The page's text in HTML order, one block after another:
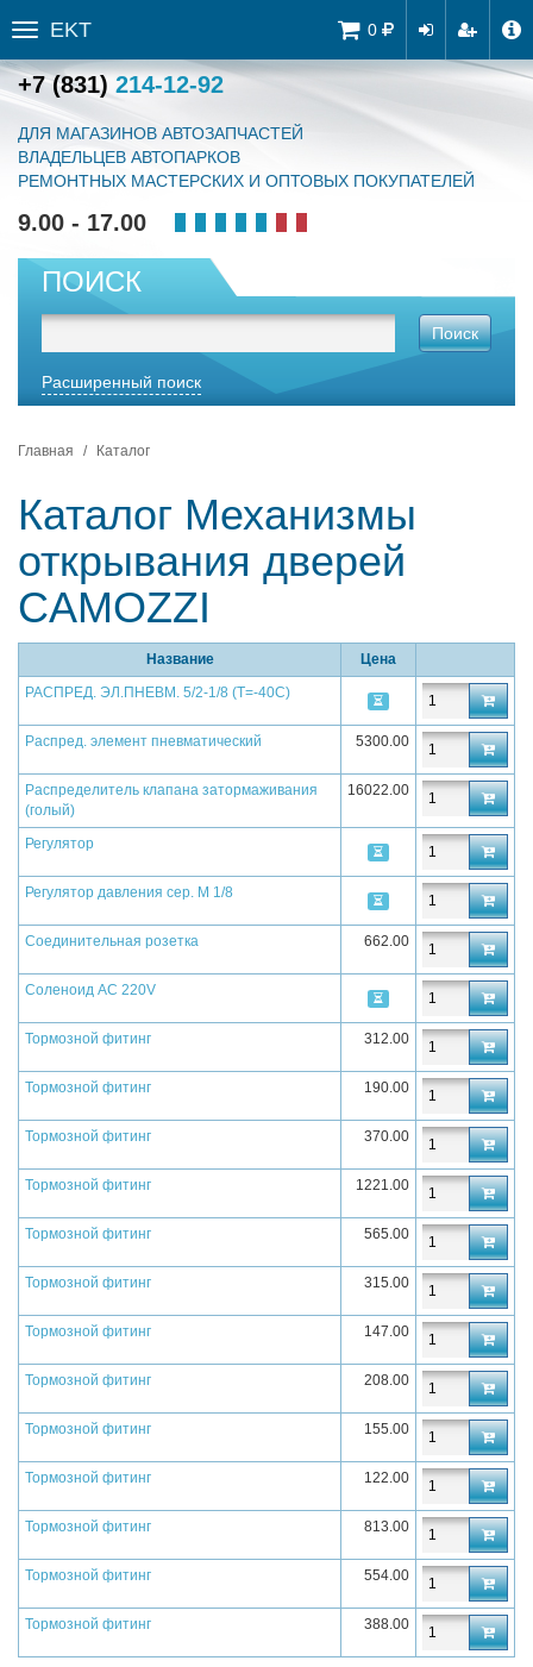
0
Toggle
sidebar
EKT
+7 (831) 214-12-92
ДЛЯ МАГАЗИНОВ АВТОЗАПЧАСТЕЙ
ВЛАДЕЛЬЦЕВ АВТОПАРКОВ
РЕМОНТНЫХ МАСТЕРСКИХ И ОПТОВЫХ ПОКУПАТЕЛЕЙ
9.00 - 17.00
ПОИСК
Поиск
Расширенный поиск
Главная Каталог
Каталог Механизмы
открывания дверей
CAMOZZI
Название
Цена
РАСПРЕД. ЭЛ.ПНЕВМ. 5/2-1/8 (Т=-40С)
Распред. элемент пневматический 5300.00
Распределитель клапана затормаживания
(голый)
16022.00
Регулятор
Регулятор давления сер. М 1/8
Соединительная розетка 662.00
Соленоид AC 220V
Тормозной фитинг 312.00
Тормозной фитинг 190.00
Тормозной фитинг 370.00
Тормозной фитинг 1221.00
Тормозной фитинг 565.00
Тормозной фитинг 315.00
Тормозной фитинг 147.00
Тормозной фитинг 208.00
Тормозной фитинг 155.00
Тормозной фитинг 122.00
Тормозной фитинг 813.00
Тормозной фитинг 554.00
Тормозной фитинг 388.00